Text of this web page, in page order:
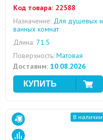
Код товара: 22588
Назначение: Для душевых и
ванных комнат
Длина: 71.5
Поверхность: Матовая
Доставим: 10.08.2026
В наличии